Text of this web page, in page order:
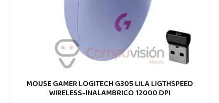
MOUSE GAMER LOGITECH G305 LILA LIGTHSPEED
WIRELESS-INALAMBRICO 12000 DPI